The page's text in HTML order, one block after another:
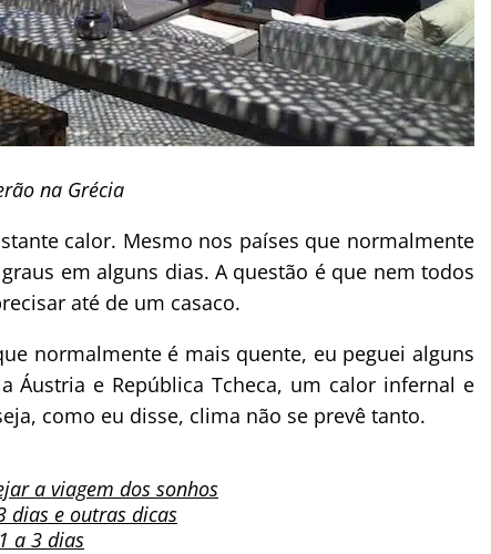
na Grécia
calor. Mesmo nos países que normalmente
em alguns dias. A questão é que nem todos
até de um casaco.
normalmente é mais quente, eu peguei alguns
Áustria e República Tcheca, um calor infernal e
como eu disse, clima não se prevê tanto.
a viagem dos sonhos
dias e outras dicas
a 3 dias